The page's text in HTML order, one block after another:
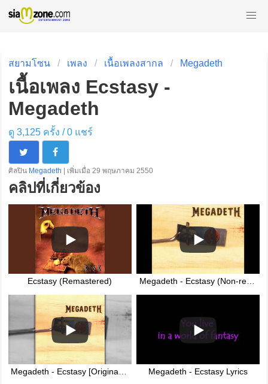
สยามโซน เพลง เนื้อเพลงสากล Megadeth
เนื้อเพลง Ecstasy -
Megadeth
ดู 3,125 ครั้ง /0แชร์
ศิลปิน Megadeth | เพิ่มเมื่อ 29 พฤษภาคม 2550
คลิปที่เกี่ยวข้อง
Ecstasy (Remastered) Megadeth - Ecstasy (Non-remastered)
Megadeth - Ecstasy [Original 1999 Studio Recording] Megadeth - Ecstasy Lyrics